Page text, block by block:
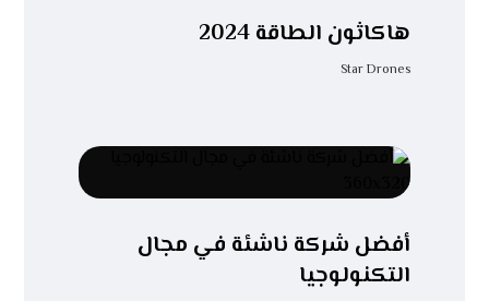
هاكاثون الطاقة 2024
Star Drones
أفضل شركة ناشئة في مجال
التكنولوجيا